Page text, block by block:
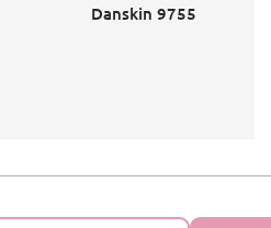
Danskin 9755